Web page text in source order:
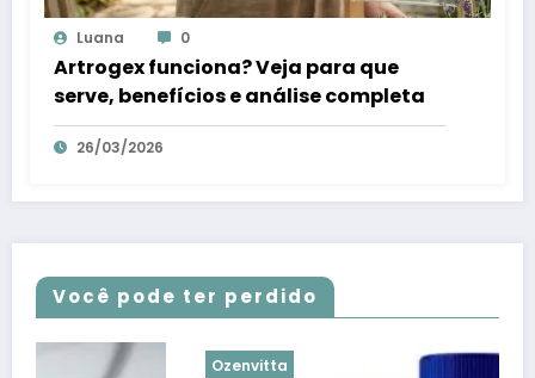
Luana 0
Artrogex funciona? Veja para que
serve, benefícios e análise completa
26/03/2026
Você pode ter perdido
Ozenvitta